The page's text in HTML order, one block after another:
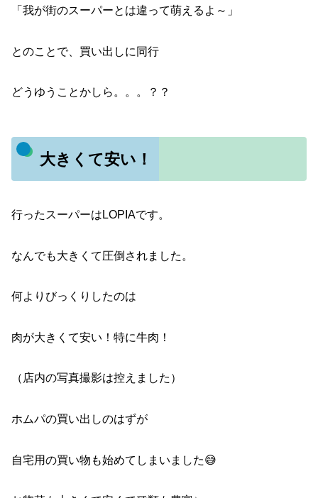
「我が街のスーパーとは違って萌えるよ～」
とのことで、買い出しに同行
どうゆうことかしら。。。？？
大きくて安い！
行ったスーパーはLOPIAです。
なんでも大きくて圧倒されました。
何よりびっくりしたのは
肉が大きくて安い！特に牛肉！
（店内の写真撮影は控えました）
ホムパの買い出しのはずが
自宅用の買い物も始めてしまいました😅